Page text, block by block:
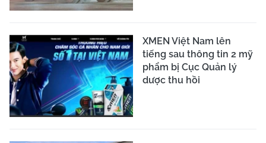
XMEN Việt Nam lên
tiếng sau thông tin 2 mỹ
phẩm bị Cục Quản lý
dược thu hồi